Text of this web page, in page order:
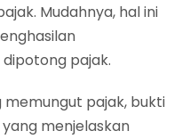
Mudahnya, hal ini
pajak.
memungut pajak, bukti
menjelaskan